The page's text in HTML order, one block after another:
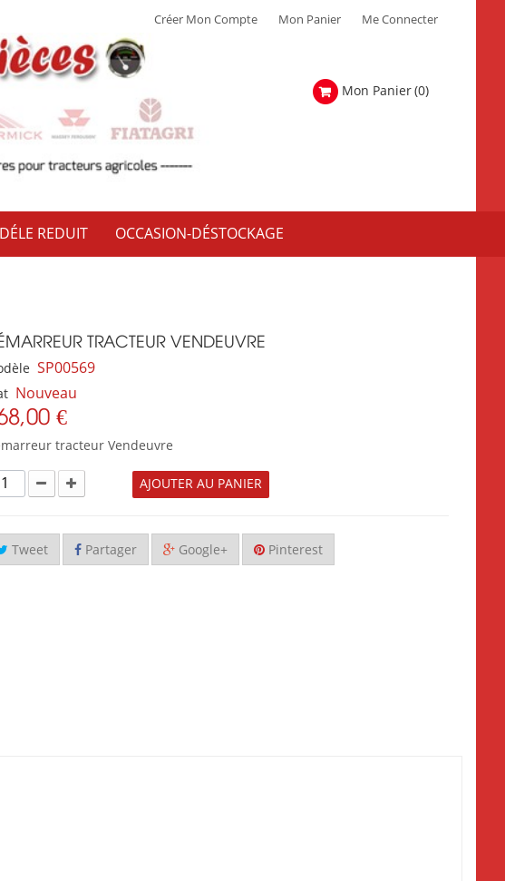
Créer Mon Compte Mon Panier Me Connecter
Mon Panier(0)
REDUIT OCCASION-DÉSTOCKAGE
TRACTEUR VENDEUVRE
SP00569
Nouveau
€
tracteur Vendeuvre
AJOUTER AU PANIER
Tweet Partager Google+ Pinterest